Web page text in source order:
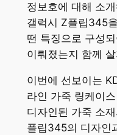
정보호에 대해 소
갤럭시 Z플립345
떤 특징으로 구성
이뤄졌는지 함께
이번에 선보이는
라인 가죽 링케이
디자인된 가죽 소
플립345의 디자인